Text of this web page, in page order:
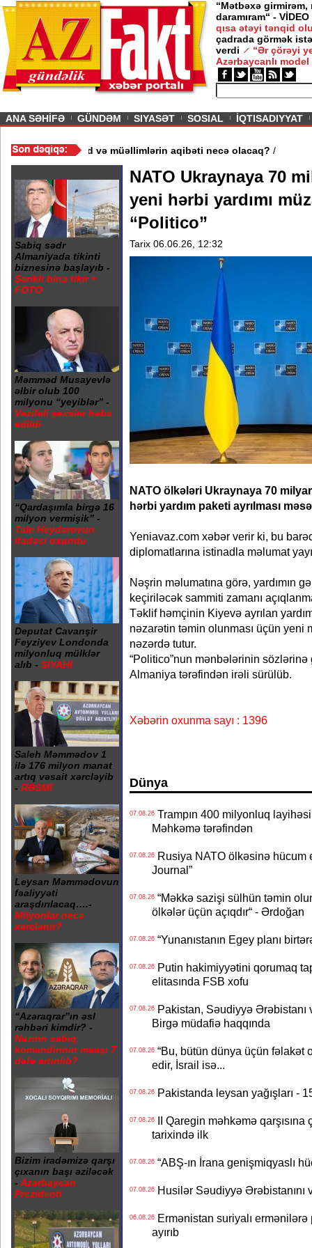
“Mətbəxə girmirəm,
daramıram“ - VİDEO
qısa ətəyi tənqid
çadrada görmək
verdi
“Ər çörəyi
Azərbaycanlı model
ANA SƏHİFƏ GÜNDƏM SIYASƏT SOSIAL İQTISADIYYAT
məktəb bağlandı - Şagird və müəllimlərin aqibəti necə olacaq?
Sabiq sədr
Almaniyada tikinti
biznesinə başlayıb -
Şərikli bina tikir +
FOTO
Məmməd Musayevlə
əlbir olub 100
milyonu “yeyiblər” -
Vəzifəli şəxslər həbs
edildi
“Qardaşımla birgə 16
milyon vermişik” -
Tale Heydərovun
ifadəsi oxundu
Deputat Cavanşir
Feyziyev Londonda
milyonluq mülklər
alıb - SİYAHI
Saleh Məmmədov 1
ilə 176 milyon manat
artıq vəsait xərcləyib
- RƏSMİ
Leysan Məmmədovun
fəaliyyəti
araşdırılacaq….-
Milyonlar necə
xərclənir?
“Azəraqrar”ın əsl
rəhbəri kimdir? -
Nazirin sabiq
komandirinin maaşı 7
dəfə artırılıb?
Bizim iradəmizə qarşı
çıxanın başı əziləcək
- Azərbaycan
Prezidenti
NATO Ukraynaya 70
yeni hərbi yardımı
“Politico”
Tarix 06.06.26, 12:32
NATO ölkələri Ukraynaya 70
hərbi yardım paketi ayrılması
Yeniavaz.com xəbər verir ki, bu
diplomatlarına istinadla məlumat
Nəşrin məlumatına görə, yardımın
keçiriləcək sammiti zamanı
Təklif həmçinin Kiyevə ayrılan
nəzarətin təmin olunması üçün yeni
nəzərdə tutur.
“Politico”nun mənbələrinin
Almaniya tərəfindən irəli sürülüb.
Xəbərin oxunma sayı : 1396
Dünya
07.08.26Trampın 400 milyonluq
Məhkəmə tərəfindən
07.08.26Rusiya NATO ölkəsinə hücum
Journal”
07.08.26“Məkkə sazişi sülhün təmin
ölkələr üçün açıqdır“ - Ərdoğan
07.08.26“Yunanıstanın Egey planı
07.08.26Putin hakimiyyətini qorumaq
elitasında FSB xofu
07.08.26Pakistan, Səudiyyə Ərəbistanı
Birgə müdafiə haqqında
07.08.26“Bu, bütün dünya üçün fəlakət
edir, İsrail isə...
07.08.26Pakistanda leysan yağışları -
07.08.26II Qaregin məhkəmə qarşısına
tarixində ilk
07.08.26“ABŞ-ın İrana genişmiqyaslı
07.08.26Husilər Səudiyyə Ərəbistanını
06.08.26Ermənistan suriyalı ermənilərə
ayırıb